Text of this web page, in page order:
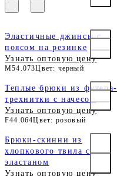
Эластичные джинсы с
поясом на резинке
Узнать оптовую цену
M54.073Цвет: черный
Теплые брюки из футера-
трехнитки с начесом
Узнать оптовую цену
F44.064Цвет: розовый
Брюки-скинни из
хлопкового твила с
эластаном
Узнать оптовую цену